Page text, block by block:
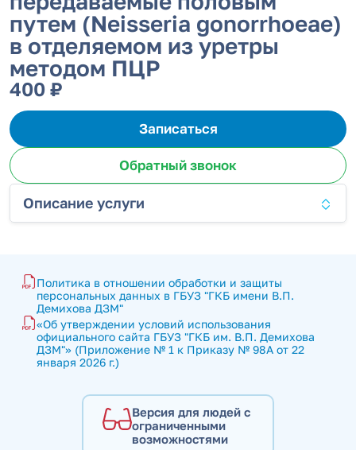
путем (Neisseria gonorrhoeaе)
в отделяемом из уретры
методом ПЦР
400 ₽
Записаться
Обратный звонок
Описание услуги
Политика в отношении обработки и защиты
персональных данных в ГБУЗ "ГКБ имени В.П.
Демихова ДЗМ"
«Об утверждении условий использования
официального сайта ГБУЗ "ГКБ им. В.П. Демихова
ДЗМ"» (Приложение № 1 к Приказу № 98А от 22
января 2026 г.)
Версия для людей с
ограниченными
возможностями